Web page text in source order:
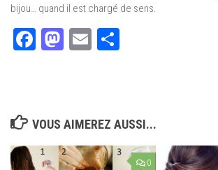
bijou… quand il est chargé de sens.
Facebook
Mastodon
Email
VOUS AIMEREZ AUSSI...
0